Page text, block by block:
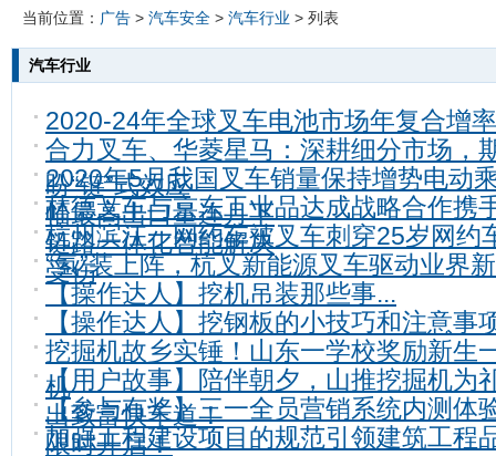
当前位置： 广告 > 汽车安全 > 汽车行业 > 列表
汽车行业
2020-24年全球叉车电池市场年复合增
合力叉车、华菱星马：深耕细分市场，
盼“链”式效应
2020年5月我国叉车销量保持增势电动
幅最高出口量连月下
林德叉车与京东工业品达成战略合作携
链路一体化智能解决
杭州滨江一网约车被叉车刺穿25岁网约
受伤
“氢”装上阵，杭叉新能源叉车驱动业界
【操作达人】挖机吊装那些事...
【操作达人】挖钢板的小技巧和注意事
挖掘机故乡实锤！山东一学校奖励新生
机
【用户故事】陪伴朝夕，山推挖掘机为
出致富快车道！
【参与有奖】三一全员营销系统内测体
限时开启！
加强工程建设项目的规范引领建筑工程